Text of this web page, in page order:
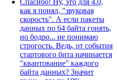
как я понял, "звуковая
скорость". А если пакеты
данных по 64 байта гонять,
но бодро... не понимаю
строгость. Ведь, от события
стартового бита начинается
"квантование" каждого
байта данных? Значит